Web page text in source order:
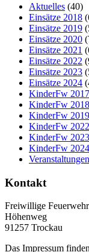
Aktuelles (40)
Einsätze 2018
Einsätze 2019
Einsätze 2020
Einsätze 2021
Einsätze 2022
Einsätze 2023
Einsätze 2024
KinderFw 2017
KinderFw 2018
KinderFw 2019
KinderFw 2022
KinderFw 2023
KinderFw 2024
Kontakt
Freiwillige
Höhenweg
91257 Trockau
Das Impressum